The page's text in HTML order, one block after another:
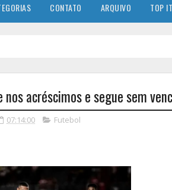
CONTATO ARQUIVO TOP
nos acréscimos e segue sem
07:14:00 Futebol